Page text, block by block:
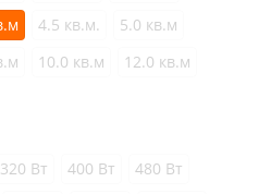
4.5 кв.м.
5.0 кв.м
10.0 кв.м
12.0 кв.м
320 Вт 400 Вт
480 Вт